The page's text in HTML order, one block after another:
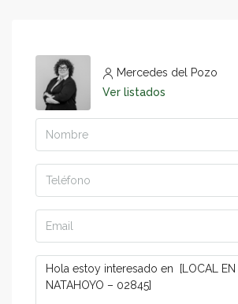
Mercedes del Pozo
Ver listados